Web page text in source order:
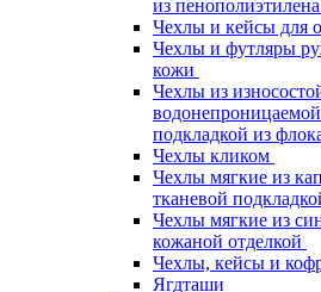
из пенополиэтилена
Чехлы и кейсы для
Чехлы и футляры
кожи
Чехлы из
подкладкой из
Чехлы кликом
Чехлы мягкие из
тканевой
Чехлы мягкие из
кожаной отделкой
Чехлы, кейсы и
Ягдташи